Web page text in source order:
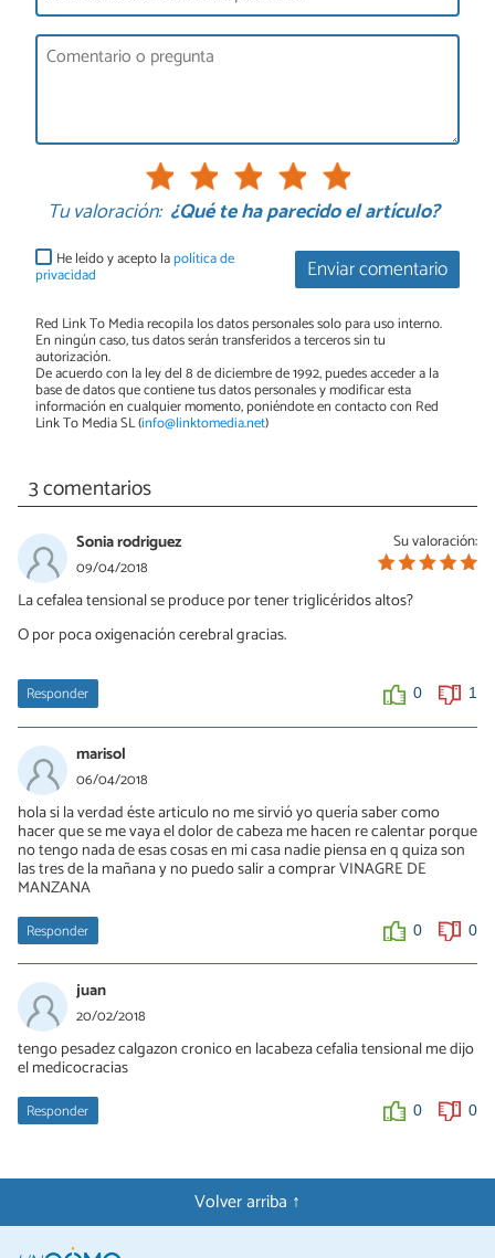
Tu valoración: ¿Qué te ha parecido el artículo?
Enviar comentario
He leído y acepto lapolítica de
privacidad
Red Link To Media recopila los datos personales solo para uso interno.
En ningún caso, tus datos serán transferidos a terceros sin tu
autorización.
De acuerdo con la ley del 8 de diciembre de 1992, puedes acceder a la
base de datos que contiene tus datos personales y modificar esta
información en cualquier momento, poniéndote en contacto con Red
Link To Media SL (info@linktomedia.net)
3 comentarios
Su valoración:
Sonia rodriguez
09/04/2018
La cefalea tensional se produce por tener triglicéridos altos?
O por poca oxigenación cerebral gracias.
Responder 0 1
marisol
06/04/2018
hola si la verdad éste articulo no me sirvió yo quería saber como
hacer que se me vaya el dolor de cabeza me hacen re calentar porque
no tengo nada de esas cosas en mi casa nadie piensa en q quiza son
las tres de la mañana y no puedo salir a comprar VINAGRE DE
MANZANA
Responder 0 0
juan
20/02/2018
tengo pesadez calgazon cronico en lacabeza cefalia tensional me dijo
el medicocracias
Responder 0 0
Volver arriba ↑